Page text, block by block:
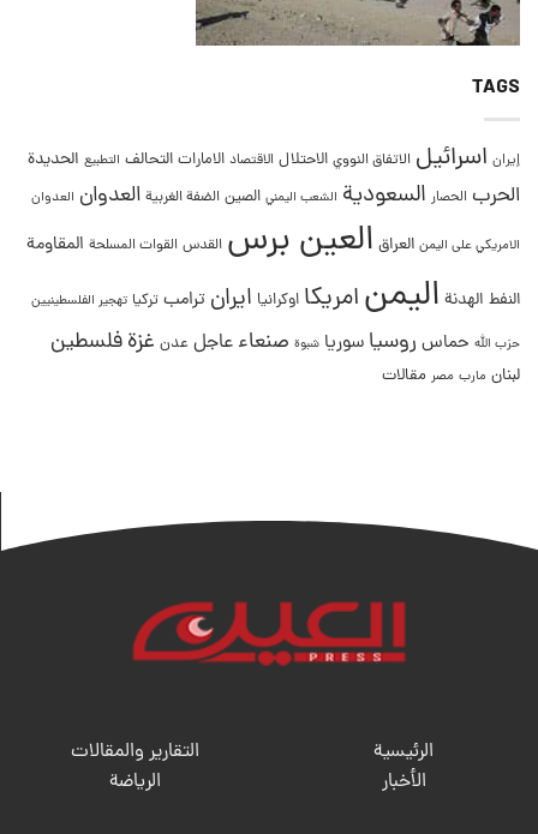
TAGS
إيران اسرائيل الاتفاق النووي الاحتلال الاقتصاد الامارات التحالف التطبيع الحديدة
الحرب الحصار السعودية الشعب اليمني الصين الضفة الغربية العدوان العدوان
الامريكي على اليمن العراق العين برس القدس القوات المسلحة المقاومة
النفط الهدنة اليمنامريكا اوكرانيا ايران ترامب تركيا تهجير الفلسطينيين
حزب الله حماس روسيا سوريا شبوة صنعاء عاجل عدن غزةفلسطين
لبنان مارب مصر مقالات
الرئيسية
الأخبار
التقارير والمقالات
الریاضة